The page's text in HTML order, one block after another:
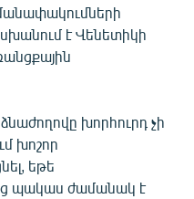
է Վենետիկի
խորհուրդ չի
խոշոր
եթե
պակաս ժամանակ է